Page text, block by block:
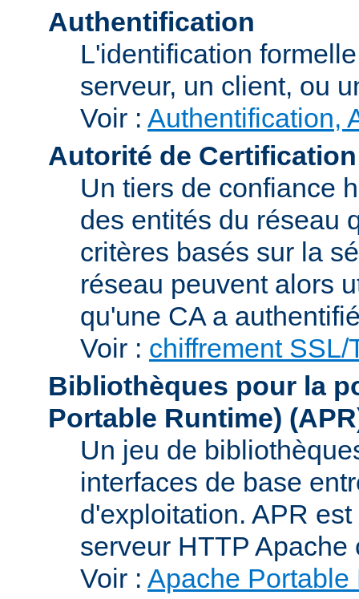
Authentification
L'identification
serveur, un client, ou
Voir : Authentification,
Autorité de
Un tiers de confiance
des entités du réseau
critères basés sur la
réseau peuvent alors
qu'une CA a
Voir : chiffrement SSL/
Bibliothèques pour la
Portable Runtime)
Un jeu de
interfaces de base
d'exploitation. APR
serveur HTTP
Voir : Apache